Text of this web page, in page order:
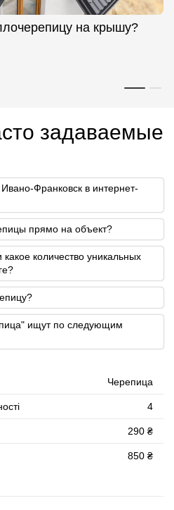
на крышу?
задаваемые
Франковск в интернет-
прямо на объект?
количество уникальных
ищут по следующим
Черепица
4
290 ₴
850 ₴